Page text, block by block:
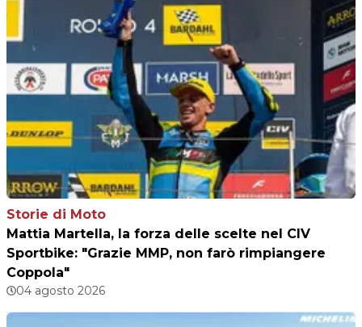
Storie di Moto
Mattia Martella, la forza delle scelte nel CIV
Sportbike: "Grazie MMP, non farò rimpiangere
Coppola"
04 agosto 2026